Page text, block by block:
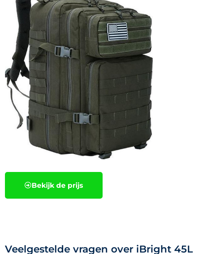
Bekijk de prijs
Veelgestelde vragen over iBright 45L